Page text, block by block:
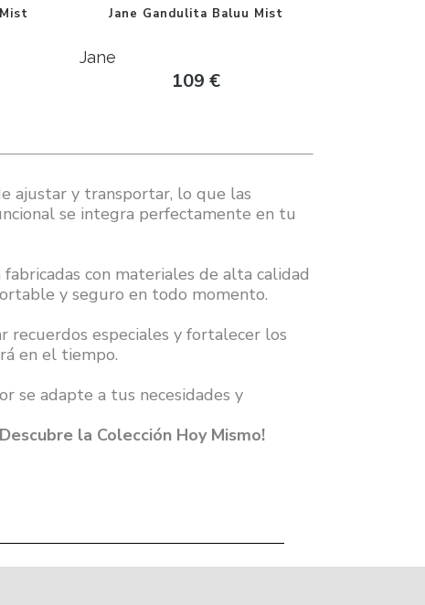
Jane Gandulita Baluu Mist
Jane
109€
ajustar y transportar, lo que las
se integra perfectamente en tu
con materiales de alta calidad
y seguro en todo momento.
recuerdos especiales y fortalecer los
en el tiempo.
se adapte a tus necesidades y
la Colección Hoy Mismo!